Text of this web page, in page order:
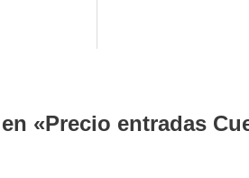
«Precio entradas